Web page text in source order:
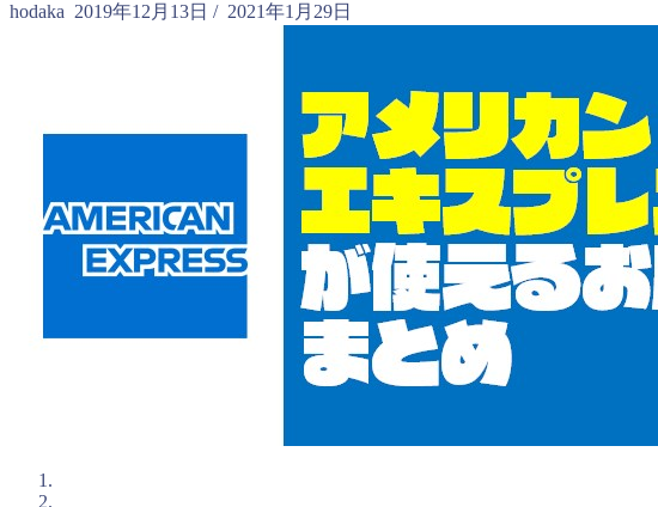
hodaka 2019年12月13日 / 2021年1月29日